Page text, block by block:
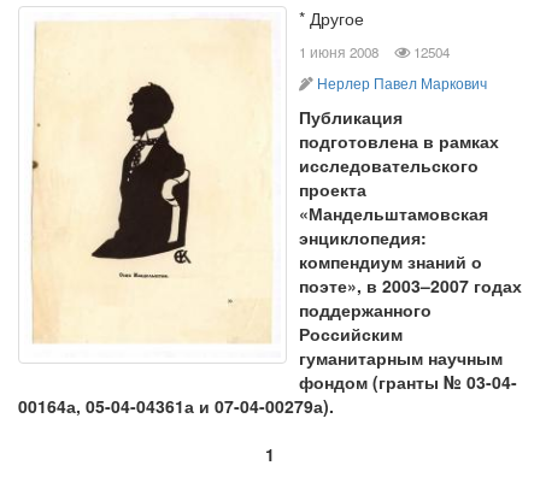
* Другое
1 июня 2008 просмотров
12504
автор
Нерлер Павел Маркович
Публикация
подготовлена в рамках
исследовательского
проекта
«Мандельштамовская
энциклопедия:
компендиум знаний о
поэте», в 2003–2007 годах
поддержанного
Российским
гуманитарным научным
фондом (гранты № 03-04-
00164а, 05-04-04361а и 07-04-00279а).
1